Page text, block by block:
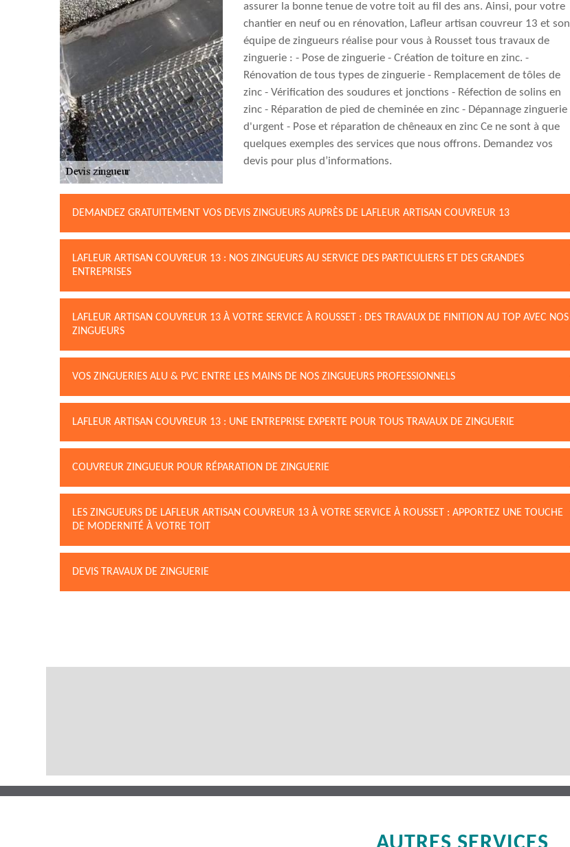
assurer la bonne tenue de votre toit au fil des ans. Ainsi, pour votre
chantier en neuf ou en rénovation, Lafleur artisan couvreur 13 et son
équipe de zingueurs réalise pour vous à Rousset tous travaux de
zinguerie : - Pose de zinguerie - Création de toiture en zinc. -
Rénovation de tous types de zinguerie - Remplacement de tôles de
zinc - Vérification des soudures et jonctions - Réfection de solins en
zinc - Réparation de pied de cheminée en zinc - Dépannage zinguerie
d'urgent - Pose et réparation de chêneaux en zinc Ce ne sont à que
quelques exemples des services que nous offrons. Demandez vos
devis pour plus d’informations.
DEMANDEZ GRATUITEMENT VOS DEVIS ZINGUEURS AUPRÈS DE LAFLEUR ARTISAN COUVREUR 13
LAFLEUR ARTISAN COUVREUR 13 : NOS ZINGUEURS AU SERVICE DES PARTICULIERS ET DES GRANDES
ENTREPRISES
LAFLEUR ARTISAN COUVREUR 13 À VOTRE SERVICE À ROUSSET : DES TRAVAUX DE FINITION AU TOP AVEC NOS
ZINGUEURS
VOS ZINGUERIES ALU & PVC ENTRE LES MAINS DE NOS ZINGUEURS PROFESSIONNELS
LAFLEUR ARTISAN COUVREUR 13 : UNE ENTREPRISE EXPERTE POUR TOUS TRAVAUX DE ZINGUERIE
COUVREUR ZINGUEUR POUR RÉPARATION DE ZINGUERIE
LES ZINGUEURS DE LAFLEUR ARTISAN COUVREUR 13 À VOTRE SERVICE À ROUSSET : APPORTEZ UNE TOUCHE
DE MODERNITÉ À VOTRE TOIT
DEVIS TRAVAUX DE ZINGUERIE